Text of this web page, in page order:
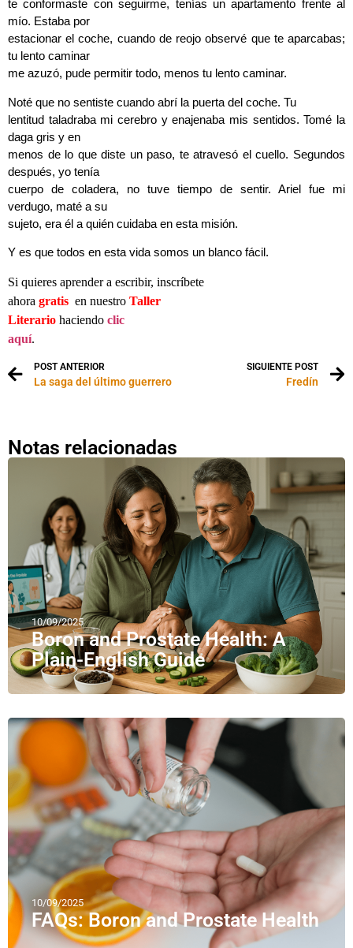
te conformaste con seguirme, tenías un apartamento frente al
mío. Estaba por
estacionar el coche, cuando de reojo observé que te aparcabas;
tu lento caminar
me azuzó, pude permitir todo, menos tu lento caminar.
Noté que no sentiste cuando abrí la puerta del coche. Tu
lentitud taladraba mi cerebro y enajenaba mis sentidos. Tomé la
daga gris y en
menos de lo que diste un paso, te atravesó el cuello. Segundos
después, yo tenía
cuerpo de coladera, no tuve tiempo de sentir. Ariel fue mi
verdugo, maté a su
sujeto, era él a quién cuidaba en esta misión.
Y es que todos en esta vida somos un blanco fácil.
Si quieres aprender a escribir, inscríbete
ahora gratis en nuestro Taller
Literario haciendo clic
aquí.
POST ANTERIOR
La saga del último guerrero
SIGUIENTE POST
Fredín
Notas relacionadas
10/09/2025
Boron and Prostate Health: A
Plain-English Guide
10/09/2025
FAQs: Boron and Prostate Health